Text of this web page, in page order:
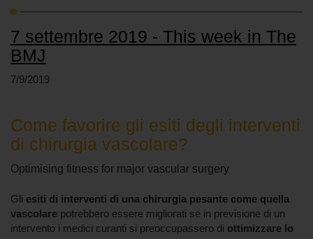
7 settembre 2019 - This week in The
BMJ
7/9/2019
Come favorire gli esiti degli interventi
di chirurgia vascolare?
Optimising fitness for major vascular surgery
Gli esiti di interventi di una chirurgia pesante come quella
vascolare potrebbero essere migliorati se in previsione di un
intervento i medici curanti si preoccupassero di ottimizzare lo